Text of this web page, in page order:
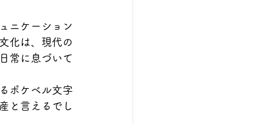
ニケーション
化は、現代の
常に息づいて
ポケベル文字
と言えるでし